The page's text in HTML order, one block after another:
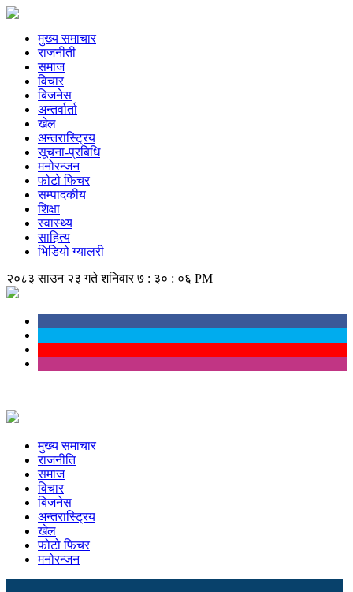
मुख्य समाचार
राजनीती
समाज
विचार
बिजनेस
अन्तर्वार्ता
खेल
अन्तरास्ट्रिय
सूचना-प्रबिधि
मनोरन्जन
फोटो फिचर
सम्पादकीय
शिक्षा
स्वास्थ्य
साहित्य
भिडियो ग्यालरी
२०८३ साउन २३ गते शनिवार ७ : ३० : ०६ PM
मुख्य समाचार
राजनीति
समाज
विचार
बिजनेस
अन्तरास्ट्रिय
खेल
फोटो फिचर
मनोरन्जन